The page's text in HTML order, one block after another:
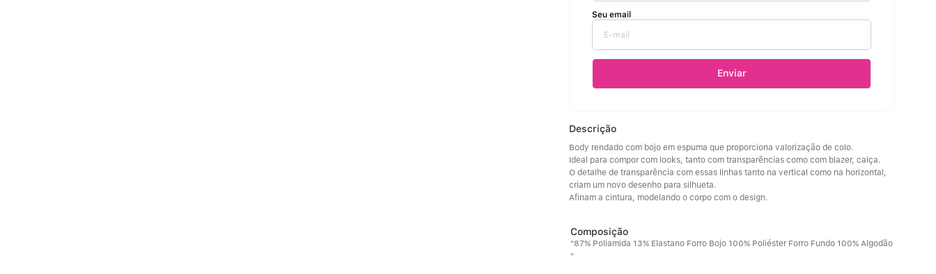
Enviar
Descrição
Body rendado com bojo em espuma que proporciona valorização de colo.
Ideal para compor com looks, tanto com transparências como com blazer, calça.
O detalhe de transparência com essas linhas tanto na vertical como na horizontal,
criam um novo desenho para silhueta.
Afinam a cintura, modelando o corpo com o design.
"87% Poliamida 13% Elastano Forro Bojo 100% Poliéster Forro Fundo 100% Algodão
"